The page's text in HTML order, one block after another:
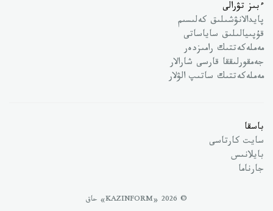
ءبىز تۋرالى
پايدالانۋشىلىق كەلىسىم
قۇپىيالىلىق ساياساتى
مەملەكەتتىك رامىزدەر
جەمقورلىققا قارسى شارالار
مەملەكەتتىك ساتىپ الۋلار
باسقا
سايت كارتاسى
بايلانىس
جارناما
© 2026 «KAZINFORM» حاق